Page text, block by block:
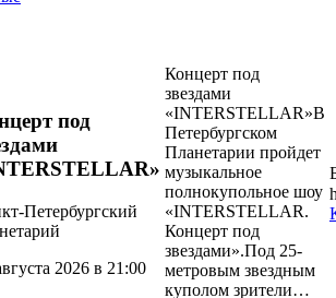
под
Петербургский
2026 в 21:00
Концерт под
звездами
«INTERSTELLAR»В
Петербургском
Планетарии пройдет
музыкальное
полнокупольное шоу
«INTERSTELLAR.
Концерт под
звездами».Под 25-
метровым звездным
куполом зрители…